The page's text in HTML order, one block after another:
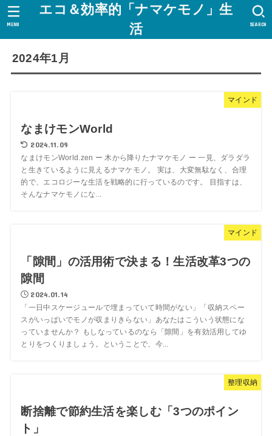
エコ＆効率的「ナマケモノ」生
活
SEARCH
MENU
2024年1月
マインド
なまけモンWorld
2024.11.09
なまけモンWorld.zen ー 木から降りたナマケモノ ー 一見、ダラダラ
と生きているように見えるナマケモノ。 実は、大変無駄なく、合理
的で、エコロジーな生活を戦略的に行っているのです。 目指すは、
そんなナマケモノにな...
マインド
「隙間」の活用術で決まる！生活改革3つの
隙間
2024.01.14
「一日中スケージュールで埋まっていて時間がない」「収納スペー
スがいっぱいでモノが収まりきらない」あなたはこういう状態にな
っていませんか？ もしなっているのなら「隙間」を有効活用してゆ
とりをつくりましょう。ということで、今...
整理収納
断捨離で節約生活を楽しむ「3つのポイン
ト」